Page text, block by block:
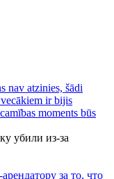
nav atzinies, šādi
ir bijis
moments būs
убили из-за
за то, что